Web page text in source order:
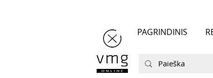
PAGRINDINIS